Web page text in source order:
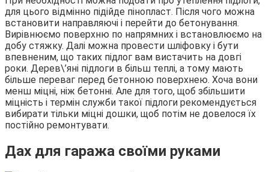
для цього відмінно підійде пінопласт. Після чого можна
встановити направляючі і перейти до бетонування.
Вирівнюємо поверхню по напрямних і встановлюємо на
добу стяжку. Далі можна провести шліфовку і бути
впевненим, що таких підлог вам вистачить на довгі
роки. Дерев\’яні підлоги в більш теплі, а тому мають
більше переваг перед бетонною поверхнею. Хоча вони
менш міцні, ніж бетонні. Але для того, щоб збільшити
міцність і термін служби такої підлоги рекомендується
вибирати тільки міцні дошки, щоб потім не довелося їх
постійно ремонтувати.
Дах для гаража своїми руками